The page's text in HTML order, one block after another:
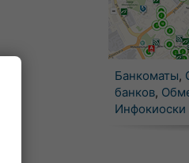
Банкоматы,
банков,
Инфокиоски